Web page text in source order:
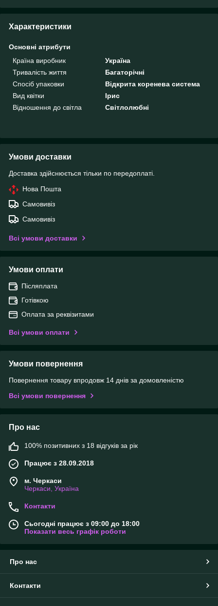
Характеристики
Основні атрибути
Країна виробник
Україна
Тривалість життя
Багаторічні
Спосіб упаковки
Відкрита коренева система
Вид квітки
Ірис
Відношення до світла
Світлолюбні
Умови доставки
Доставка здійснюється тільки по передоплаті.
Нова Пошта
Самовивіз
Самовивіз
Всі умови доставки
Умови оплати
Післяплата
Готівкою
Оплата за реквізитами
Всі умови оплати
Умови повернення
Повернення товару впродовж 14 днів за домовленістю
Всі умови повернення
Про нас
100% позитивних з 18 відгуків за рік
Працює з 28.09.2018
м. Черкаси
Черкаси, Україна
Контакти
Сьогодні працює з 09:00 до 18:00
Показати весь графік роботи
Про нас
Контакти